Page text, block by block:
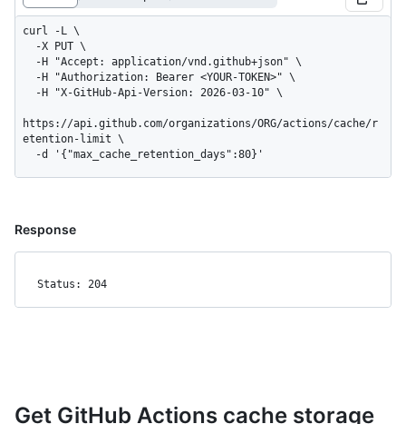
curl -L \
https://api.github.com/organizations/ORG/actions/cache/r
etention-limit \
  -d '{"max_cache_retention_days":80}'
Response
Status: 204
Get GitHub Actions cache storage